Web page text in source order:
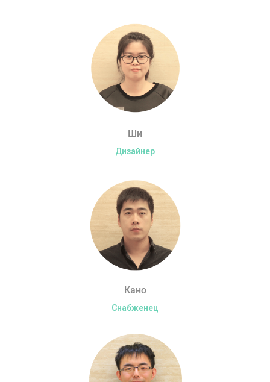
Ши
Дизайнер
Кано
Снабженец